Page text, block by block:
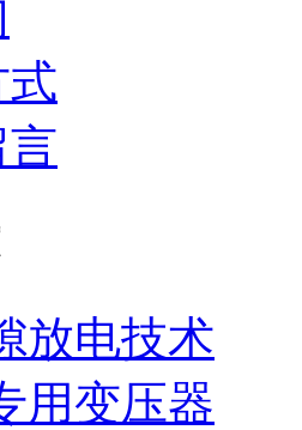
放电技术
用变压器